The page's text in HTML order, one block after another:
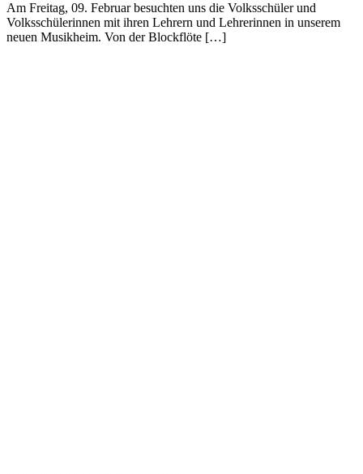
Am Freitag, 09. Februar besuchten uns die Volksschüler und
Volksschülerinnen mit ihren Lehrern und Lehrerinnen in unserem
neuen Musikheim. Von der Blockflöte […]